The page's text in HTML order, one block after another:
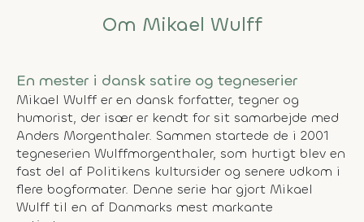
Om Mikael Wulff
En mester i dansk satire og tegneserier
Mikael Wulff er en dansk forfatter, tegner og
humorist, der især er kendt for sit samarbejde med
Anders Morgenthaler. Sammen startede de i 2001
tegneserien Wulffmorgenthaler, som hurtigt blev en
fast del af Politikens kultursider og senere udkom i
flere bogformater. Denne serie har gjort Mikael
Wulff til en af Danmarks mest markante